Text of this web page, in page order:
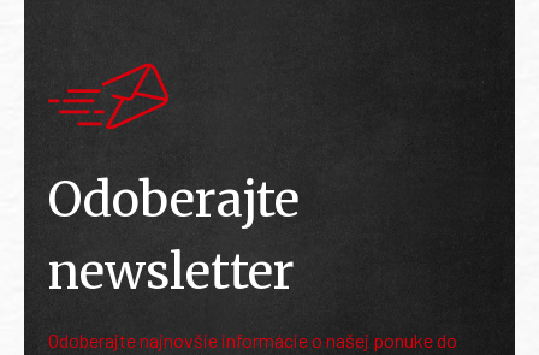
Odoberajte
newsletter
Odoberajte najnovšie informácie o našej ponuke do